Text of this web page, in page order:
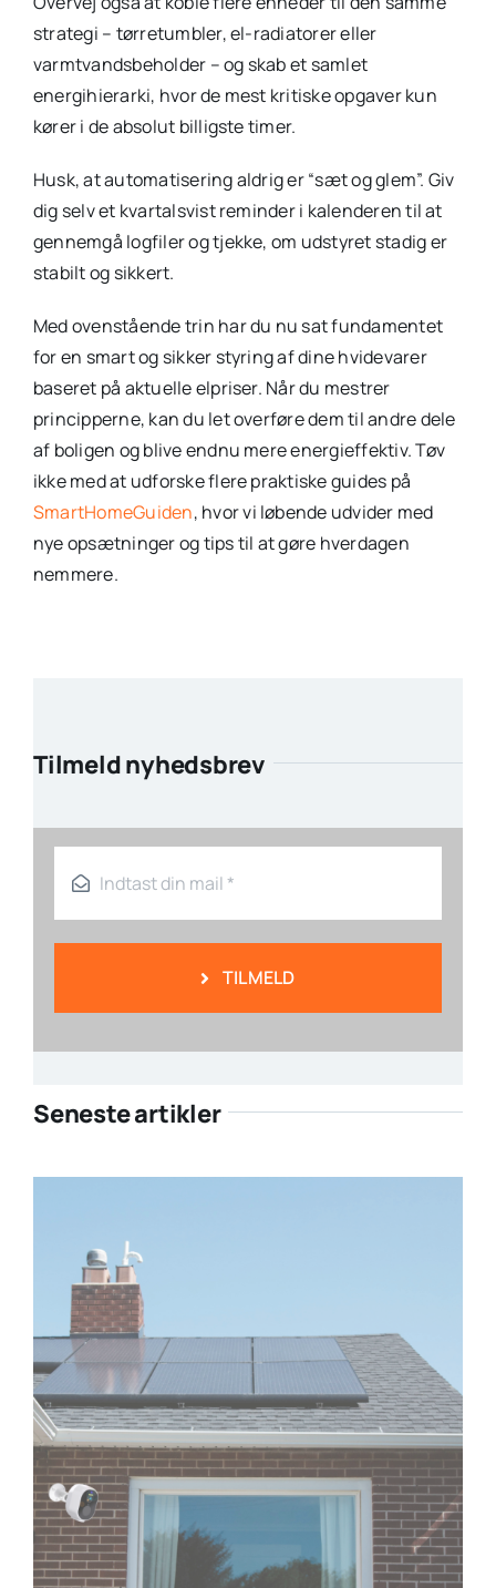
strategi – tørretumbler, el-radiatorer eller
varmtvandsbeholder – og skab et samlet
energihierarki, hvor de mest kritiske opgaver kun
kører i de absolut billigste timer.
Husk, at automatisering aldrig er “sæt og glem”. Giv
dig selv et kvartalsvist reminder i kalenderen til at
gennemgå logfiler og tjekke, om udstyret stadig er
stabilt og sikkert.
Med ovenstående trin har du nu sat fundamentet
for en smart og sikker styring af dine hvidevarer
baseret på aktuelle elpriser. Når du mestrer
principperne, kan du let overføre dem til andre dele
af boligen og blive endnu mere energieffektiv. Tøv
ikke med at udforske flere praktiske guides på
SmartHomeGuiden, hvor vi løbende udvider med
nye opsætninger og tips til at gøre hverdagen
nemmere.
Tilmeld nyhedsbrev
TILMELD
Seneste artikler